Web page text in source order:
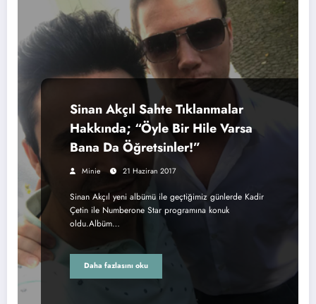
Sinan Akçıl Sahte Tıklanmalar
Hakkında; “Öyle Bir Hile Varsa
Bana Da Öğretsinler!”
Minie 21 Haziran 2017
Sinan Akçıl yeni albümü ile geçtiğimiz günlerde Kadir
Çetin ile Numberone Star programına konuk
oldu.Albüm…
Daha fazlasını oku